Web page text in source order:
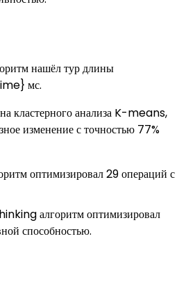
нашёл тур длины
мс.
кластерного анализа K-means,
изменение с точностью 77%
оптимизировал 29 операций с
алгоритм оптимизировал
способностью.